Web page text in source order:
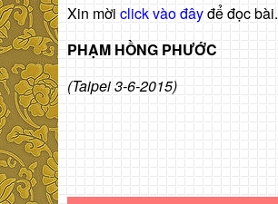
Xin mời click vào đâyđể đọc bài.
PHẠM HỒNG PHƯỚC
(Taipei 3-6-2015)